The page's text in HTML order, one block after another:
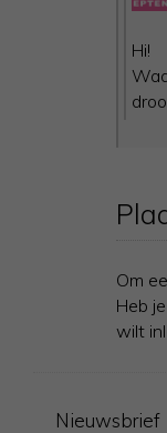
Hi!
Om
Heb
wilt
Nieuwsbrief